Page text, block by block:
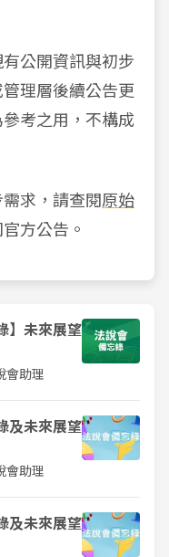
公開資訊與初步
理層後續公告更
考之用，不構成
求，請查閱原始
方公告。
】未來展望
會助理
及未來展望
會助理
及未來展望